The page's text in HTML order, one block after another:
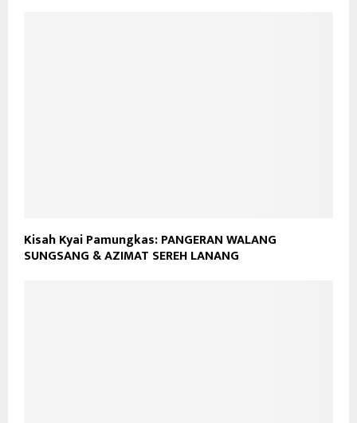
Kisah Kyai Pamungkas: PANGERAN WALANG
SUNGSANG & AZIMAT SEREH LANANG